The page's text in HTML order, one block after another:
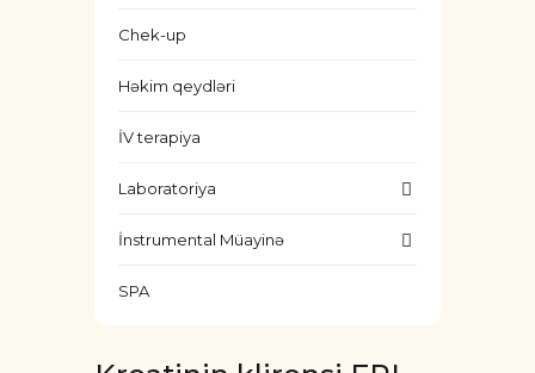
Chek-up
Həkim qeydləri
İV terapiya
Laboratoriya
İnstrumental Müayinə
SPA